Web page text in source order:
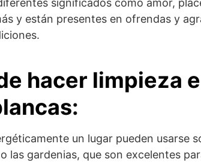
significados como amor,
y están presentes en ofrendas y
hacer limpieza
:
un lugar pueden usarse
las gardenias, que son excelentes